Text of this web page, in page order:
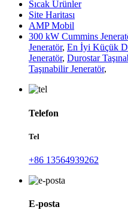
Sıcak Ürünler
Site Haritası
AMP Mobil
300 kW Cummins
Jeneratör, En İyi Küçük
Jeneratör, Durostar
Taşınabilir Jeneratör,
Telefon
Tel
+86 13564939262
E-posta